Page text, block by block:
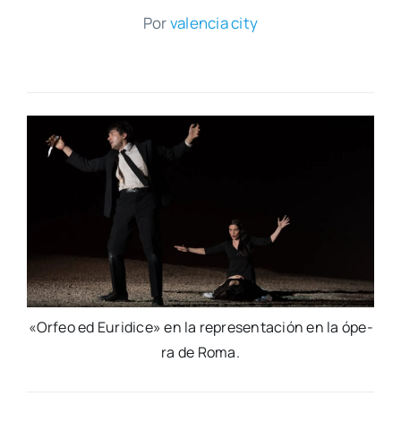
Porvalen­cia city
«Orfeo ed Euri­di­ce» en la repre­sen­ta­ción en la ópe­
ra de Roma.